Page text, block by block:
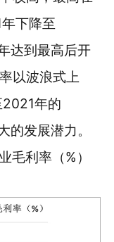
下降至
达到最高后开
以波浪式上
年的
的发展潜力。
利率（%）